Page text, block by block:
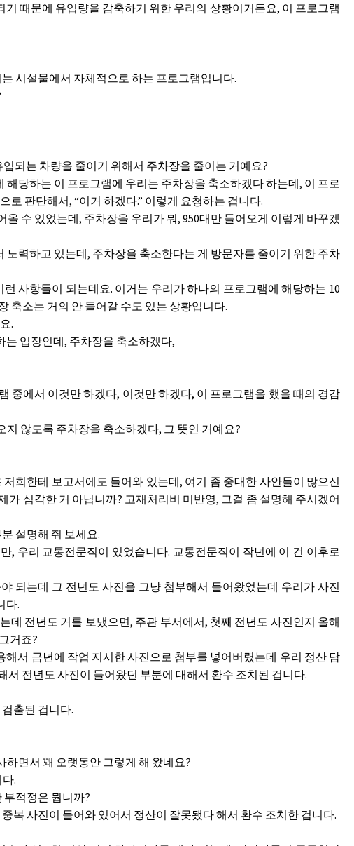
때문에 유입량을 감축하기 위한 우리의 상황이거든요, 이 프로그램
시설물에서 자체적으로 하는 프로그램입니다.
되는 차량을 줄이기 위해서 주차장을 줄이는 거예요?
당하는 이 프로그램에 우리는 주차장을 축소하겠다 하는데, 이 프로
판단해서, “이거 하겠다.” 이렇게 요청하는 겁니다.
수 있었는데, 주차장을 우리가 뭐, 950대만 들어오게 이렇게 바꾸겠
력하고 있는데, 주차장을 축소한다는 게 방문자를 줄이기 위한 주차
사항들이 되는데요. 이거는 우리가 하나의 프로그램에 해당하는 10
축소는 거의 안 들어갈 수도 있는 상황입니다.
.
는 입장인데, 주차장을 축소하겠다,
중에서 이것만 하겠다, 이것만 하겠다, 이 프로그램을 했을 때의 경감
않도록 주차장을 축소하겠다, 그 뜻인 거예요?
희한테 보고서에도 들어와 있는데, 여기 좀 중대한 사안들이 많으신
심각한 거 아닙니까? 고재처리비 미반영, 그걸 좀 설명해 주시겠어
설명해 줘 보세요.
, 우리 교통전문직이 있었습니다. 교통전문직이 작년에 이 건 이후로
되는데 그 전년도 사진을 그냥 첨부해서 들어왔었는데 우리가 사진
다.
전년도 거를 보냈으면, 주관 부서에서, 첫째 전년도 사진인지 올해
거죠?
서 금년에 작업 지시한 사진으로 첨부를 넣어버렸는데 우리 정산 담
전년도 사진이 들어왔던 부분에 대해서 환수 조치된 겁니다.
출된 겁니다.
하면서 꽤 오랫동안 그렇게 해 왔네요?
.
부적정은 뭡니까?
복 사진이 들어와 있어서 정산이 잘못됐다 해서 환수 조치한 겁니다.